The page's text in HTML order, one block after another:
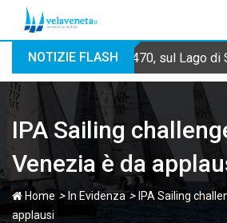
NOTIZIE FLASH 470, sul Lago di
IPA Sailing
Venezia è da
Home > In Evidenza> IPA Sailing
applausi